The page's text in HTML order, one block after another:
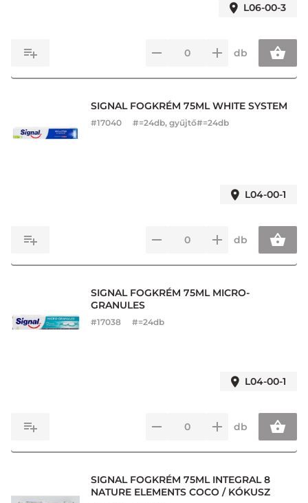
L06-00-3
db
SIGNAL FOGKRÉM 75ML WHITE SYSTEM
#17040 #=24db, gyűjtő#=24db
L04-00-1
db
SIGNAL FOGKRÉM 75ML MICRO-
GRANULES
#17038 #=24db
L04-00-1
db
SIGNAL FOGKRÉM 75ML INTEGRAL 8
NATURE ELEMENTS COCO / KÓKUSZ